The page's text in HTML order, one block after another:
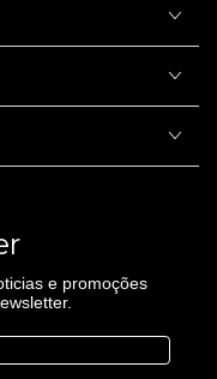
e promoções